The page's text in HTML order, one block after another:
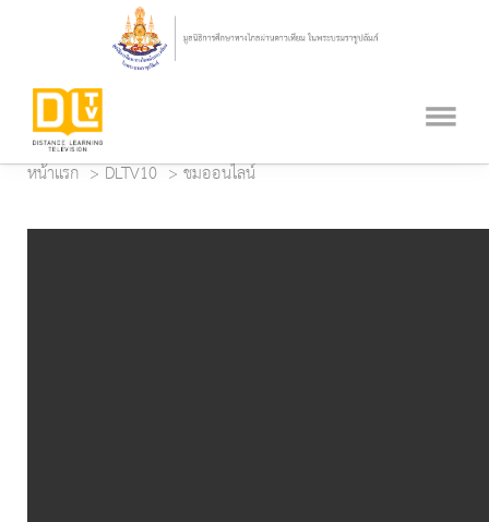
หน้าแรก DLTV10 ชมออนไลน์